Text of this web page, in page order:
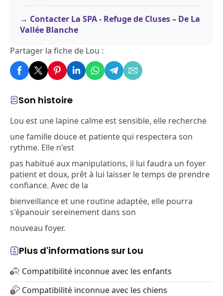
Son histoire
Lou est une lapine calme est sensible, elle recherche
une famille douce et patiente qui respectera son
rythme. Elle n'est
pas habitué aux manipulations, il lui faudra un foyer
patient et doux, prêt à lui laisser le temps de prendre
confiance. Avec de la
bienveillance et une routine adaptée, elle pourra
s'épanouir sereinement dans son
nouveau foyer.
Plus d'informations sur Lou
Compatibilité inconnue avec les enfants
Compatibilité inconnue avec les chiens
Contacter La SPA - Refuge de Cluses – De La
Vallée Blanche
Partager la fiche de Lou :